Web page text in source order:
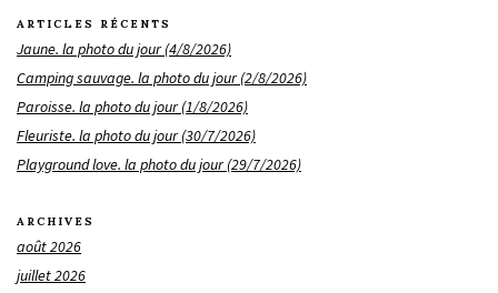
ARTICLES RÉCENTS
Jaune. la photo du jour (4/8/2026)
Camping sauvage. la photo du jour (2/8/2026)
Paroisse. la photo du jour (1/8/2026)
Fleuriste. la photo du jour (30/7/2026)
Playground love. la photo du jour (29/7/2026)
ARCHIVES
août 2026
juillet 2026